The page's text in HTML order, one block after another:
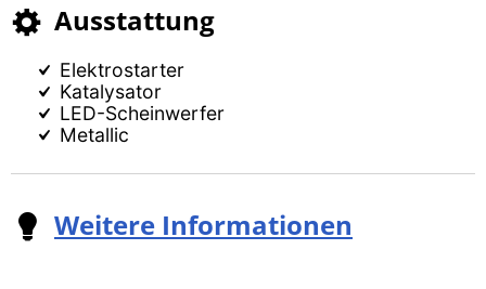
Aus­stat­tung
Elek­tro­star­ter
Kata­ly­sa­tor
LED-Schein­wer­fer
Metal­lic
Wei­te­re Infor­ma­tio­nen